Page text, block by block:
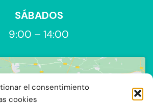
el consentimiento
cookies
SÁBADOS
9:00 – 14:00